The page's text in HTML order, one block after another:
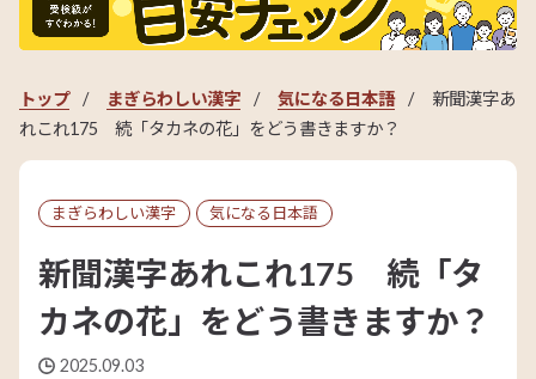
トップ まぎらわしい漢字 気になる日本語
新聞漢字あ
れこれ175 続「タカネの花」をどう書きますか？
まぎらわしい漢字 気になる日本語
新聞漢字あれこれ175 続「タ
カネの花」をどう書きますか？
2025.09.03